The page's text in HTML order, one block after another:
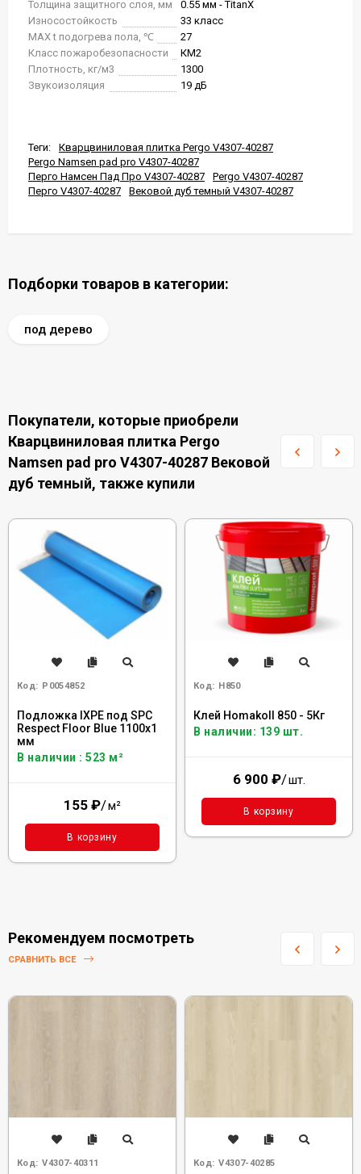
Толщина защитного слоя, мм
0.55 мм - TitanX
Износостойкость
33 класс
MAX t подогрева пола, ℃
27
Класс пожаробезопасности
КМ2
Плотность, кг/м3
1300
Звукоизоляция
19 дБ
Теги:
Кварцвиниловая плитка Pergo V4307-40287
Pergo Namsen pad pro V4307-40287
Перго Намсен Пад Про V4307-40287
Pergo V4307-40287
Перго V4307-40287
Вековой дуб темный V4307-40287
Подборки товаров в категории:
под дерево
Покупатели, которые приобрели
Кварцвиниловая плитка Pergo
Namsen pad pro V4307-40287 Вековой
дуб темный, также купили
Код: Р0054852
Подложка IXPE под SPC
Respect Floor Blue 1100х1
мм
В наличии : 523 м²
155 ₽/м²
В корзину
Код: H850
Клей Homakoll 850 - 5Кг
В наличии: 139 шт.
6 900 ₽/шт.
В корзину
Рекомендуем посмотреть
СРАВНИТЬ ВСЕ
Код: V4307-40311 Код: V4307-40285